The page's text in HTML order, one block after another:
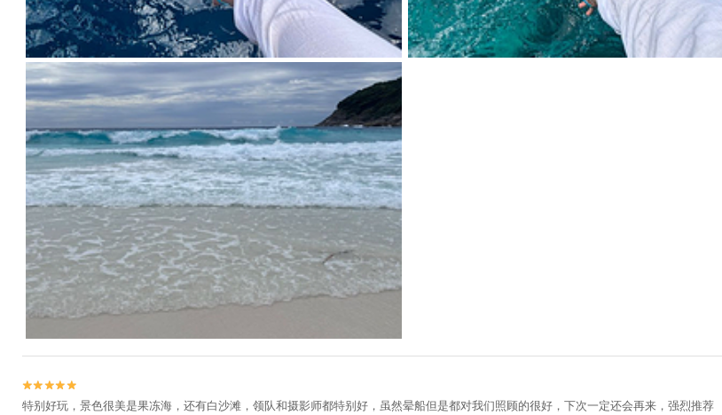


特别好玩，景色很美是果冻海，还有白沙滩，领队和摄影师都特别好，虽然晕船但是都对我们照顾的很好，下次一定还会再来，强烈推荐